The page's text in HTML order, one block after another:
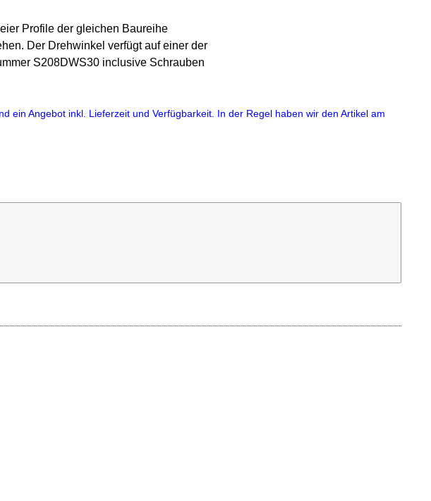
Profile der gleichen Baureihe
Der Drehwinkel verfügt auf einer der
S208DWS30 inclusive Schrauben
ein Angebot inkl. Lieferzeit und Verfügbarkeit. In der Regel haben wir den Artikel am